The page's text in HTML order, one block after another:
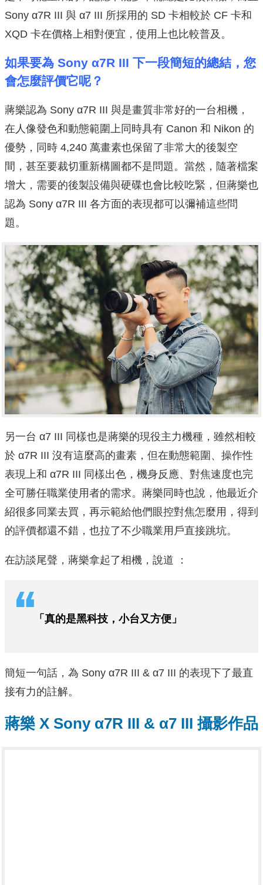
Sony α7R III 與 α7 III 所採用的 SD 卡相較於 CF 卡和
XQD 卡在價格上相對便宜，使用上也比較普及。
如果要為 Sony α7R III 下一段簡短的總結，您
會怎麼評價它呢？
蔣樂認為 Sony α7R III 與是畫質非常好的一台相機，
在人像發色和動態範圍上同時具有 Canon 和 Nikon 的
優勢，同時 4,240 萬畫素也保留了非常大的後製空
間，甚至要裁切重新構圖都不是問題。當然，隨著檔案
增大，需要的後製設備與硬碟也會比較吃緊，但蔣樂也
認為 Sony α7R III 各方面的表現都可以彌補這些問
題。
另一台 α7 III 同樣也是蔣樂的現役主力機種，雖然相較
於 α7R III 沒有這麼高的畫素，但在動態範圍、操作性
表現上和 α7R III 同樣出色，機身反應、對焦速度也完
全可勝任職業使用者的需求。蔣樂同時也說，他最近介
紹很多同業去買，再示範給他們眼控對焦怎麼用，得到
的評價都還不錯，也拉了不少職業用戶直接跳坑。
在訪談尾聲，蔣樂拿起了相機，說道 ：
「真的是黑科技，小台又方便」
簡短一句話，為 Sony α7R III & α7 III 的表現下了最直
接有力的註解。
蔣樂 X Sony α7R III & α7 III 攝影作品